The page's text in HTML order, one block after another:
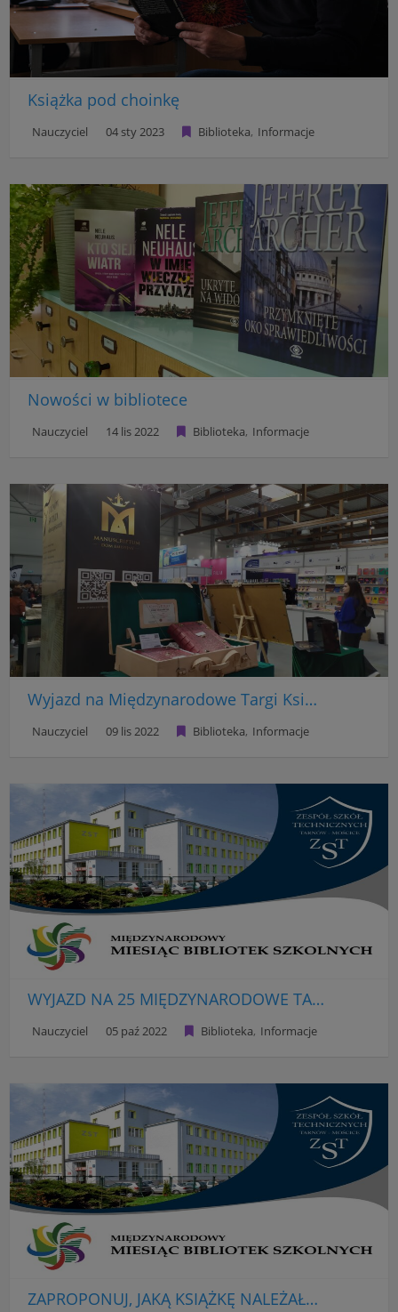
Książka pod choinkę
Nauczyciel 04 sty 2023 Biblioteka Informacje
Nowości w bibliotece
Nauczyciel 14 lis 2022 Biblioteka Informacje
Wyjazd na Międzynarodowe Targi Książki
Nauczyciel 09 lis 2022 Biblioteka Informacje
WYJAZD NA 25 MIĘDZYNARODOWE TARGI KSIĄŻKI W KRAKOWIE
Nauczyciel 05 paź 2022 Biblioteka Informacje
ZAPROPONUJ, JAKĄ KSIĄŻKĘ NALEŻAŁOBY ZAKUPIĆ DO SZKOLNEJ BIBLIOTEKI!